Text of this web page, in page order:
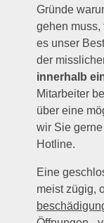
Gründe
gehen muss,
es unser
der
innerhalb
Mitarbeiter
über eine
wir Sie
Hotline.
Eine
meist zügig,